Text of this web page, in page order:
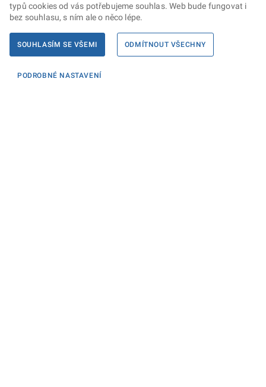
typů cookies od vás potřebujeme souhlas. Web bude fungovat i
bez souhlasu, s ním ale o něco lépe.
SOUHLASÍM SE VŠEMI ODMÍTNOUT VŠECHNY
PODROBNÉ NASTAVENÍ